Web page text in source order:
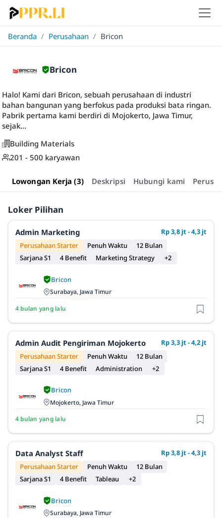
Beranda / Perusahaan / Bricon
Bricon
Halo! Kami dari Bricon, sebuah perusahaan di industri
bahan bangunan yang berfokus pada produksi bata ringan.
Pabrik pertama kami berdiri di Mojokerto, Jawa Timur,
sejak...
Building Materials
201 - 500 karyawan
Lowongan Kerja (3) Deskripsi Hubungi kami
Loker Pilihan
Admin Marketing
Rp 3,8 jt - 4,3 jt
Perusahaan Starter
Penuh Waktu
12 Bulan
Sarjana S1
4 Benefit Marketing Strategy +2
Bricon
Surabaya, Jawa Timur
4 bulan yang lalu
Admin Audit Pengiriman Mojokerto
Rp 3,3 jt - 4,2 jt
Perusahaan Starter
Penuh Waktu
12 Bulan
Sarjana S1
4 Benefit Administration +2
Bricon
Mojokerto, Jawa Timur
4 bulan yang lalu
Data Analyst Staff
Rp 3,8 jt - 4,3 jt
Perusahaan Starter
Penuh Waktu
12 Bulan
Sarjana S1
4 Benefit Tableau +2
Bricon
Surabaya, Jawa Timur